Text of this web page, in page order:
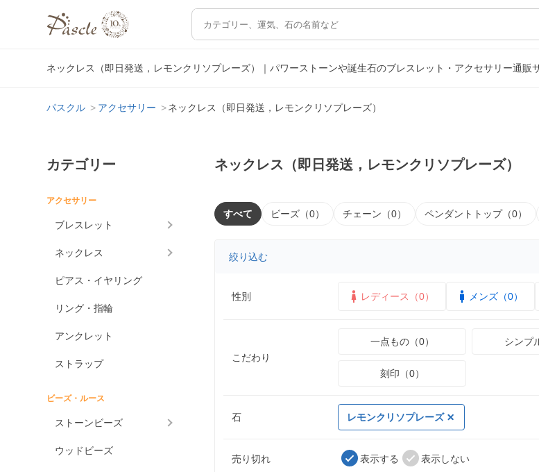
ネックレス（即日発送，レモンクリソプレーズ）｜パワーストーンや誕生石のブレスレット・アクセサリー通販
パスクル アクセサリー ネックレス（即日発送，レモンクリソプレーズ）
カテゴリー
アクセサリー
ブレスレット
ネックレス
ピアス・イヤリング
リング・指輪
アンクレット
ストラップ
ビーズ・ルース
ストーンビーズ
ウッドビーズ
ネックレス（即日発送，レモンクリソプレーズ）
すべて ビーズ（0） チェーン（0） ペンダントトップ（0）
絞り込む
性別 レディース（0） メンズ（0）
こだわり
一点もの（0） シンプ
刻印（0）
石 レモンクリソプレーズ
売り切れ 表示する 表示しない